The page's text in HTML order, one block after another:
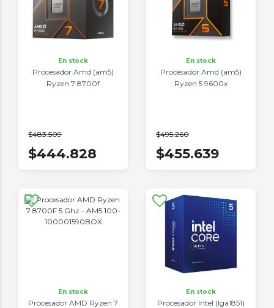
En stock
Procesador Amd (am5)
Ryzen 7 8700f
$483.509
$444.828
En stock
Procesador Amd (am5)
Ryzen 5 9600x
$495.260
$455.639
En stock
Procesador AMD Ryzen 7
En stock
Procesador Intel (lga1851)